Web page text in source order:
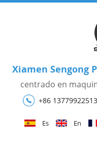
Xiamen Sengong
centrado en
+86 13779922513
Es En